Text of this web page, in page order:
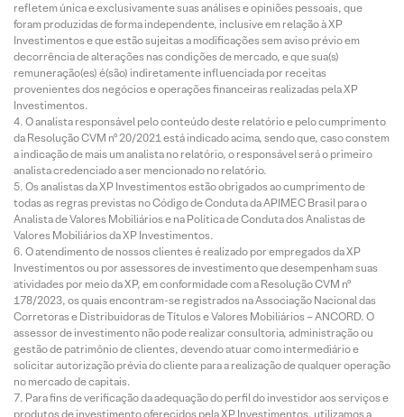
refletem única e exclusivamente suas análises e opiniões pessoais, que
foram produzidas de forma independente, inclusive em relação à XP
Investimentos e que estão sujeitas a modificações sem aviso prévio em
decorrência de alterações nas condições de mercado, e que sua(s)
remuneração(es) é(são) indiretamente influenciada por receitas
provenientes dos negócios e operações financeiras realizadas pela XP
Investimentos.
O analista responsável pelo conteúdo deste relatório e pelo cumprimento
da Resolução CVM nº 20/2021 está indicado acima, sendo que, caso constem
a indicação de mais um analista no relatório, o responsável será o primeiro
analista credenciado a ser mencionado no relatório.
Os analistas da XP Investimentos estão obrigados ao cumprimento de
todas as regras previstas no Código de Conduta da APIMEC Brasil para o
Analista de Valores Mobiliários e na Política de Conduta dos Analistas de
Valores Mobiliários da XP Investimentos.
O atendimento de nossos clientes é realizado por empregados da XP
Investimentos ou por assessores de investimento que desempenham suas
atividades por meio da XP, em conformidade com a Resolução CVM nº
178/2023, os quais encontram-se registrados na Associação Nacional das
Corretoras e Distribuidoras de Títulos e Valores Mobiliários – ANCORD. O
assessor de investimento não pode realizar consultoria, administração ou
gestão de patrimônio de clientes, devendo atuar como intermediário e
solicitar autorização prévia do cliente para a realização de qualquer operação
no mercado de capitais.
Para fins de verificação da adequação do perfil do investidor aos serviços e
produtos de investimento oferecidos pela XP Investimentos, utilizamos a